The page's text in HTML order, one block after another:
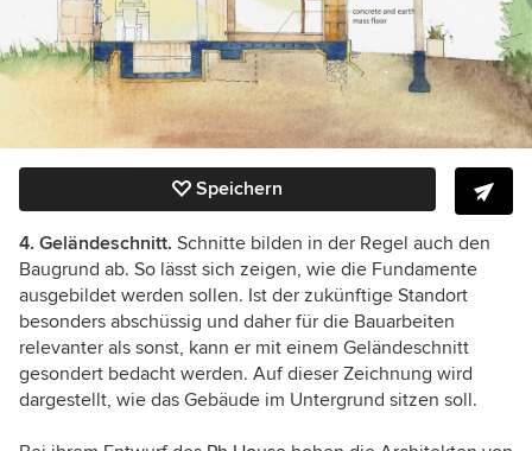
Speichern
4. Geländeschnitt. Schnitte bilden in der Regel auch den
Baugrund ab. So lässt sich zeigen, wie die Fundamente
ausgebildet werden sollen. Ist der zukünftige Standort
besonders abschüssig und daher für die Bauarbeiten
relevanter als sonst, kann er mit einem Geländeschnitt
gesondert bedacht werden. Auf dieser Zeichnung wird
dargestellt, wie das Gebäude im Untergrund sitzen soll.